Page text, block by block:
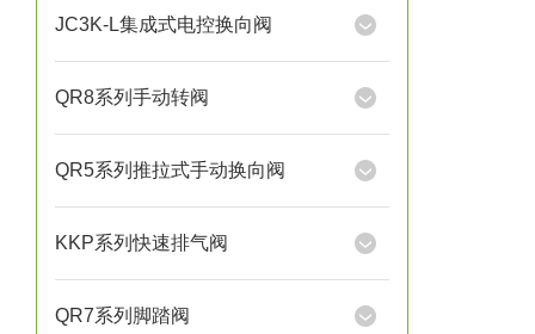
JC3K-L集成式电控换向阀
QR8系列手动转阀
QR5系列推拉式手动换向阀
KKP系列快速排气阀
QR7系列脚踏阀